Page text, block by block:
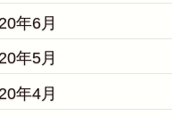
年6月
年5月
年4月